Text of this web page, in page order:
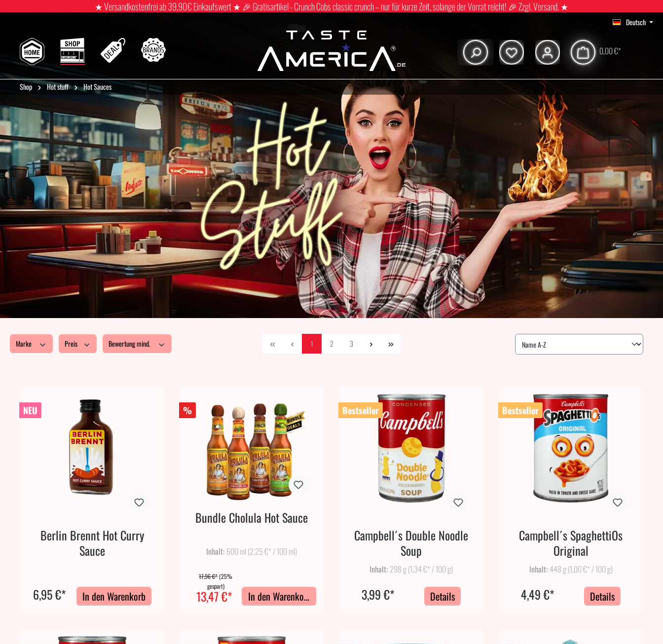
★ Versandkostenfrei ab 39,90€ Einkaufswert ★ 🎉 Gratisartikel - Crunch Cobs classic crunch – nur für kurze Zeit, solange der Vorrat reicht! 🎉 Zzgl. Versand. ★
Deutsch
0,00 €*
Shop Hot stuff Hot Sauces
Marke Preis Bewertung mind. 1 2 3
NEU
Berlin Brennt Hot Curry
Sauce
6,95 €* In den Warenkorb
%
Bundle Cholula Hot Sauce
Inhalt: 600 ml (2,25 €* / 100 ml)
13,47 €*
17,96 €*(25%
gespart)
In den Warenkorb
Bestseller
Campbell´s Double Noodle
Soup
Inhalt: 298 g(1,34 €* / 100 g)
3,99 €* Details
Bestseller
Campbell´s SpaghettiOs
Original
Inhalt: 448 g(1,00 €* / 100 g)
4,49 €* Details